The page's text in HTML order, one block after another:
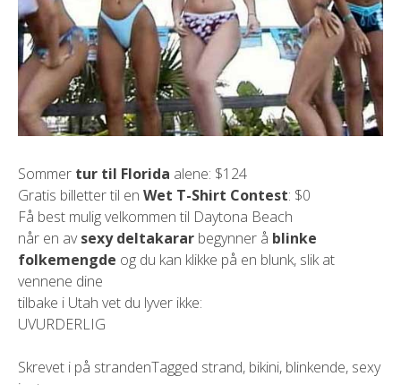
Sommer tur til Florida alene: $124
Gratis billetter til en Wet T-Shirt Contest: $0
Få best mulig velkommen til Daytona Beach
når en avsexy deltakarar begynner å blinke
folkemengde og du kan klikke på en blunk, slik at
vennene dine
tilbake i Utah vet du lyver ikke:
UVURDERLIG
Skrevet i på strandenTagged strand, bikini, blinkende, sexy